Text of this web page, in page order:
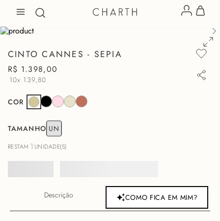
CINTO CANNES - SEPIA
R$ 1.398,00
10x 139,80
COR
TAMANHO UN
RESTAM 1 UNIDADE(S)
Descrição COMO FICA EM MIM?